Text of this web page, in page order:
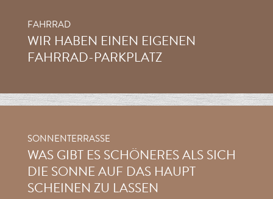
FAHRRAD
WIR HABEN EINEN EIGENEN
FAHRRAD-PARKPLATZ
SONNENTERRASSE
WAS GIBT ES SCHÖNERES ALS SICH
DIE SONNE AUF DAS HAUPT
SCHEINEN ZU LASSEN